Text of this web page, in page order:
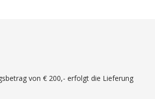
von € 200,- erfolgt die Lieferung